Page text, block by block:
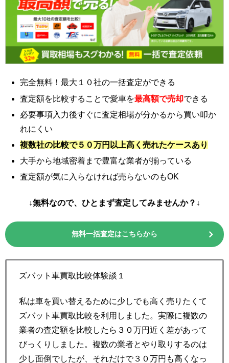
完全無料！最大１０社の一括査定ができる
査定額を比較することで愛車を最高額で売却できる
必要事項入力後すぐに査定相場が分かるから買い叩か
れにくい
複数社の比較で５０万円以上高く売れたケースあり
大手から地域密着まで豊富な業者が揃っている
査定額が気に入らなければ売らないのもOK
↓無料なので、ひとまず査定してみませんか？↓
無料一括査定はこちらから
ズバット車買取比較体験談１
私は車を買い替えるために少しでも高く売りたくて
ズバット車買取比較を利用しました。実際に複数の
業者の査定額を比較したら３０万円近く差があって
びっくりしました。複数の業者とやり取りするのは
少し面倒でしたが、それだけで３０万円も高くなっ